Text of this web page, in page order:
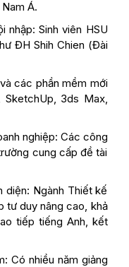
Á.
nhập: Sinh viên HSU
ĐH Shih Chien (Đài
các phần mềm mới
SketchUp, 3ds Max,
nghiệp: Các công
cung cấp đề tài
diện: Ngành Thiết kế
tư duy nâng cao, khả
tiếp tiếng Anh, kết
Có nhiều năm giảng